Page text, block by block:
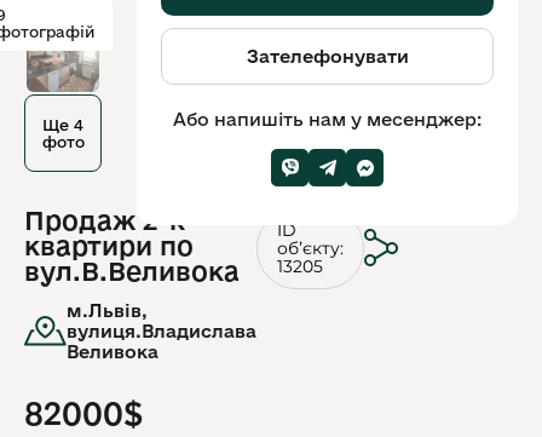
Ще 4
фото
Продаж 2-к
квартири по
вул.В.Веливока
м.Львів,
вулиця.Владислава
Веливока
ID
обʼєкту:
13205
82000$
Зателефонувати
Або напишіть нам у месенджер: